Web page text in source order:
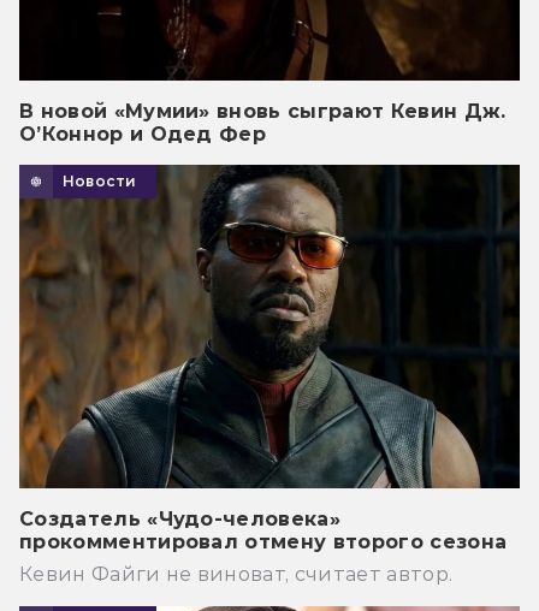
В новой «Мумии» вновь сыграют Кевин Дж.
О’Коннор и Одед Фер
Новости
Создатель «Чудо-человека»
прокомментировал отмену второго сезона
Кевин Файги не виноват, считает автор.